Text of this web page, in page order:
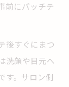
前にパッチテ
後すぐにまつ
洗顔や目元へ
す。サロン側